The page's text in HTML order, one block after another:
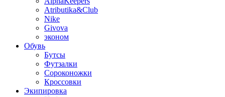
Atributika&Club
Nike
Givova
эконом
Обувь
Бутсы
Футзалки
Сороконожки
Кроссовки
Экипировка